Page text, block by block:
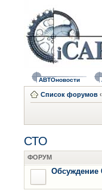
АВТОновости
Список форумов ‹
СТО
ФОРУМ
Обсуждение